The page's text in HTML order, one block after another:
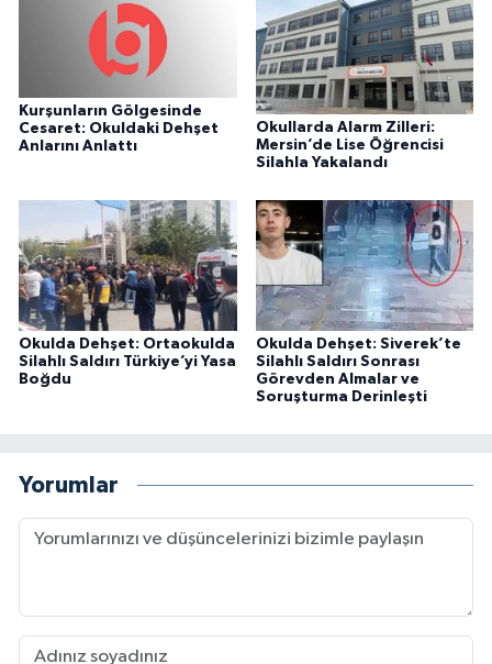
Kurşunların Gölgesinde
Cesaret: Okuldaki Dehşet
Anlarını Anlattı
Okullarda Alarm Zilleri:
Mersin’de Lise Öğrencisi
Silahla Yakalandı
Okulda Dehşet: Ortaokulda
Silahlı Saldırı Türkiye’yi Yasa
Boğdu
Okulda Dehşet: Siverek’te
Silahlı Saldırı Sonrası
Görevden Almalar ve
Soruşturma Derinleşti
Yorumlar